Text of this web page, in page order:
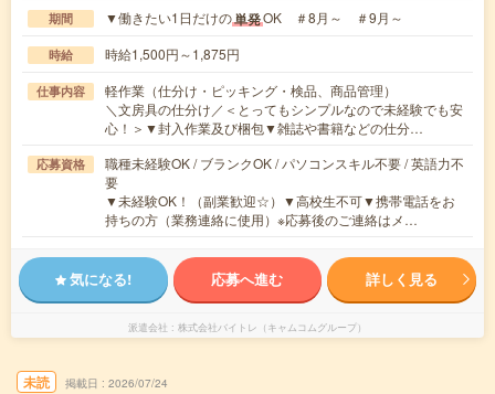
期間 ▼働きたい1日だけの単発OK ＃8月～ ＃9月～
時給 時給1,500円～1,875円
仕事内容
軽作業（仕分け・ピッキング・検品、商品管理）
＼文房具の仕分け／＜とってもシンプルなので未経験でも安
心！＞▼封入作業及び梱包▼雑誌や書籍などの仕分…
応募資格
職種未経験OK / ブランクOK / パソコンスキル不要 / 英語力不
要
▼未経験OK！（副業歓迎☆）▼高校生不可▼携帯電話をお
持ちの方（業務連絡に使用）※応募後のご連絡はメ…
気になる! 応募へ進む 詳しく見る
派遣会社 株式会社バイトレ（キャムコムグループ）
未読 掲載日 2026/07/24